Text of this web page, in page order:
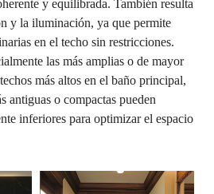
y equilibrada. También resulta
y la iluminación, ya que permite
en el techo sin restricciones.
las más amplias o de mayor
más altos en el baño principal,
antiguas o compactas pueden
inferiores para optimizar el espacio